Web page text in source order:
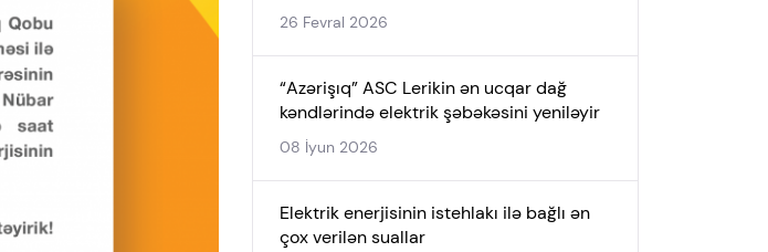
26 Fevral 2026
“Azərişıq” ASC Lerikin ən ucqar dağ
kəndlərində elektrik şəbəkəsini yeniləyir
08 İyun 2026
Elektrik enerjisinin istehlakı ilə bağlı ən
çox verilən suallar